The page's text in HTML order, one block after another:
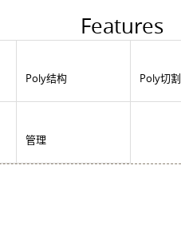
Features
Poly结构 Poly切割
管理